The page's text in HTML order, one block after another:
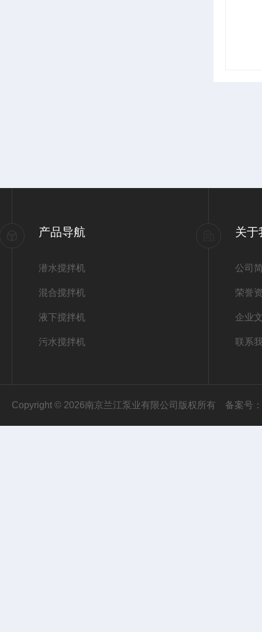
产品导航
潜水搅拌机
混合搅拌机
液下搅拌机
污水搅拌机
关于
公司
荣誉
企业
联系
Copyright © 2026南京兰江泵业有限公司版权所有 备案号